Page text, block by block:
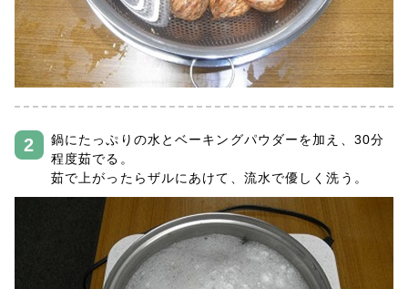
鍋にたっぷりの水とベーキングパウダーを加え、30分
程度茹でる。
茹で上がったらザルにあけて、流水で優しく洗う。